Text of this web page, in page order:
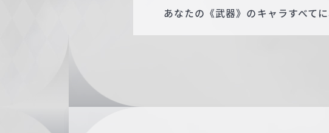
あなたの《武器》のキャラすべて